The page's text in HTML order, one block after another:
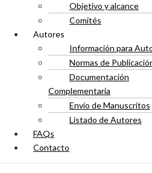
Objetivo y alcance
Comités
Autores
Información para
Normas de
Documentación
Complementaria
Envío de Manuscritos
Listado de Autores
FAQs
Contacto